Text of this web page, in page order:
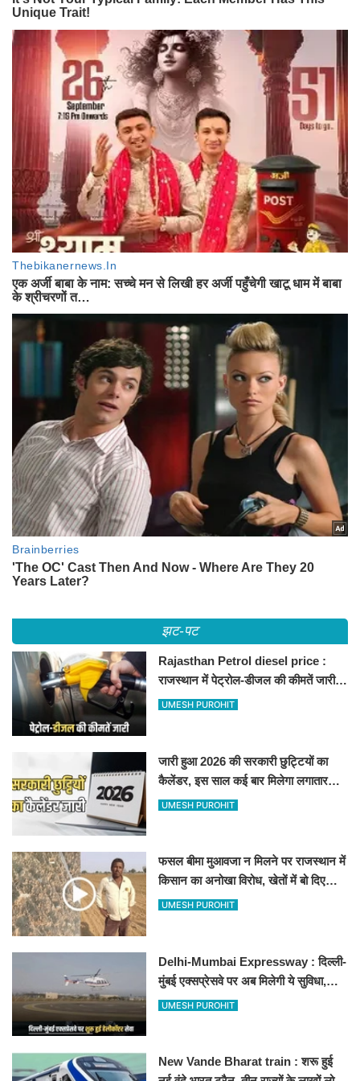
झट-पट
Rajasthan Petrol diesel price :
राजस्थान में पेट्रोल-डीजल की कीमतें जारी,
जानिए बीकानेर समेत पुरे प्रदेश में नए रेट
UMESH PUROHIT
जारी हुआ 2026 की सरकारी छुट्टियों का
कैलेंडर, इस साल कई बार मिलेगा लगातार
अवकाश, देखें
UMESH PUROHIT
फसल बीमा मुआवजा न मिलने पर राजस्थान में
किसान का अनोखा विरोध, खेतों में बो दिए
500-500 रुपए के नोट, वीडियो वायरल
UMESH PUROHIT
Delhi-Mumbai Expressway : दिल्ली-
मुंबई एक्सप्रेसवे पर अब मिलेगी ये सुविधा,
हेलीकॉप्टर सर्विस से तुरंत घायल पहुंचेगा
UMESH PUROHIT
New Vande Bharat train : शरू हुई